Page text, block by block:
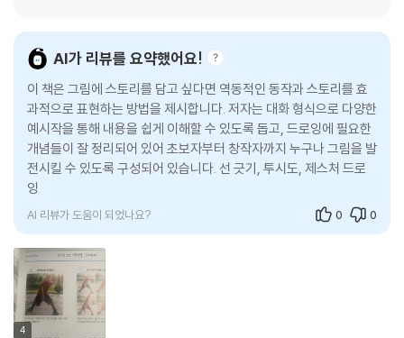
셋이 담겨 있어, 독자에게 든든한 동기부여가 된다.
『스토리가 보이는 드로잉의 기술』은 기본기를 단단히 다지고 싶은 독자부
터, 자신의 그림에 드라마틱한 변화를 더하고 싶은 독자, 그리고 창작자로
살아가는 길이 궁금한 이들까지 모두에게 유용한 길잡이가 될 것이다.
AI가 리뷰를 요약했어요!
이 책은 그림에 스토리를 담고 싶다면 역동적인 동작과 스토리를 효
과적으로 표현하는 방법을 제시합니다. 저자는 대화 형식으로 다양한
예시작을 통해 내용을 쉽게 이해할 수 있도록 돕고, 드로잉에 필요한
개념들이 잘 정리되어 있어 초보자부터 창작자까지 누구나 그림을 발
전시킬 수 있도록 구성되어 있습니다. 선 긋기, 투시도, 제스처 드로
잉 등 기초부터 심화까지 다양한 개념을 쉽게 설명하며
AI 리뷰가 도움이 되었나요? 0 0
4